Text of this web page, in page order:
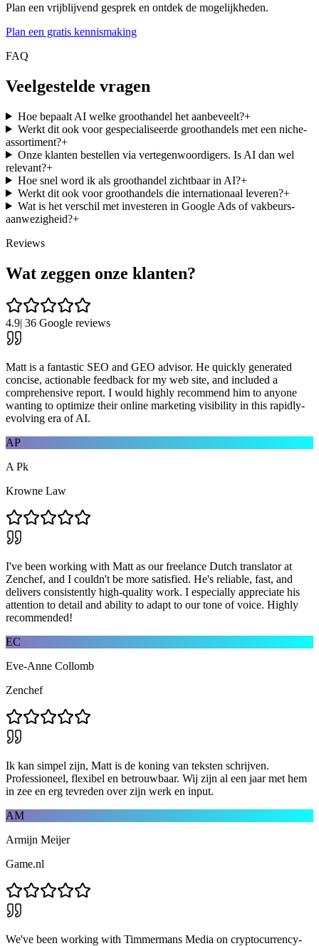
Plan een vrijblijvend gesprek en ontdek de mogelijkheden.
Plan een gratis kennismaking
FAQ
Veelgestelde vragen
Hoe bepaalt AI welke groothandel het aanbeveelt?+
Werkt dit ook voor gespecialiseerde groothandels met een niche-
assortiment?+
Onze klanten bestellen via vertegenwoordigers. Is AI dan wel
relevant?+
Hoe snel word ik als groothandel zichtbaar in AI?+
Werkt dit ook voor groothandels die internationaal leveren?+
Wat is het verschil met investeren in Google Ads of vakbeurs-
aanwezigheid?+
Reviews
Wat zeggen onze klanten?
4.9| 36 Google reviews
Matt is a fantastic SEO and GEO advisor. He quickly generated
concise, actionable feedback for my web site, and included a
comprehensive report. I would highly recommend him to anyone
wanting to optimize their online marketing visibility in this rapidly-
evolving era of AI.
AP
A Pk
Krowne Law
I've been working with Matt as our freelance Dutch translator at
Zenchef, and I couldn't be more satisfied. He's reliable, fast, and
delivers consistently high-quality work. I especially appreciate his
attention to detail and ability to adapt to our tone of voice. Highly
recommended!
EC
Eve-Anne Collomb
Zenchef
Ik kan simpel zijn, Matt is de koning van teksten schrijven.
Professioneel, flexibel en betrouwbaar. Wij zijn al een jaar met hem
in zee en erg tevreden over zijn werk en input.
AM
Armijn Meijer
Game.nl
We've been working with Timmermans Media on cryptocurrency-